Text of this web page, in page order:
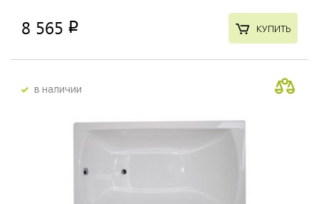
8 565 p КУПИТЬ
в наличии